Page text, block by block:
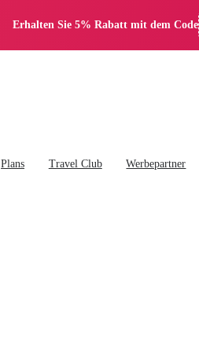
Erhalten Sie 5% Rabatt mit dem Code
Plans Travel Club Werbepartner